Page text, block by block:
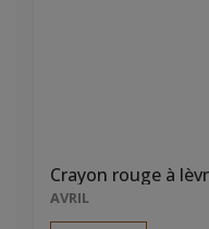
Crayon rouge à
AVRIL